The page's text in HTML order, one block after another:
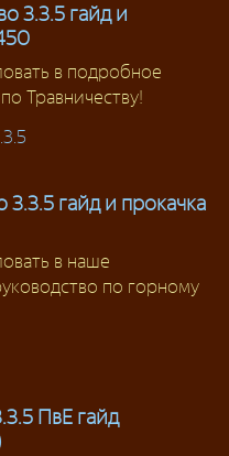
3.3.5 гайд и
в подробное
Травничеству!
3.3.5 гайд и прокачка
в наше
по горному
ПвЕ гайд